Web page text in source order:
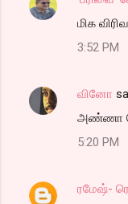
மிக
3:52 PM
வினோ
அண்ணா
5:20 PM
ரமேஷ்-